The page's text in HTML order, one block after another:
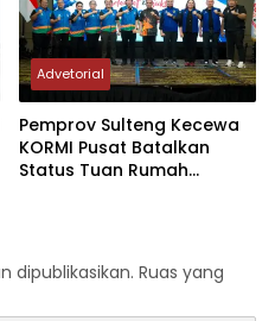
Advetorial
Pemprov Sulteng Kecewa
KORMI Pusat Batalkan
Status Tuan Rumah
dipublikasikan. Ruas yang